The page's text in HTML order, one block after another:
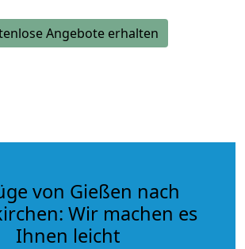
Angebote erhalten
von Gießen nach
Wir machen es
Ihnen leicht